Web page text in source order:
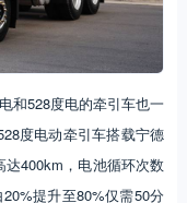
和528度电的牵引车也一
度电动牵引车搭载宁德
400km，电池循环次数
提升至80%仅需50分